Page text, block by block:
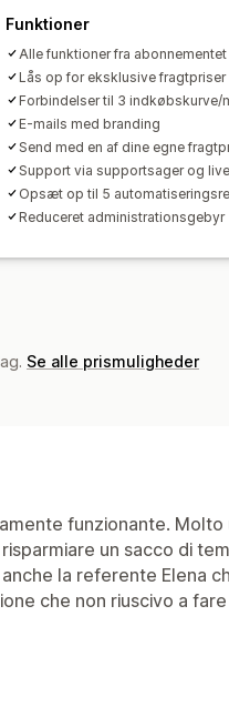
Funktioner
Alle funktioner fra
Lås op for eksklusive fragtpriser
Forbindelser til 3 indkøbskurve/
E-mails med branding
Send med en af dine egne
Support via supportsager og
Opsæt op til 5
Reduceret administrationsgebyr
Se alle prismuligheder
funzionante.
un sacco di
la referente Elena
che non riuscivo a